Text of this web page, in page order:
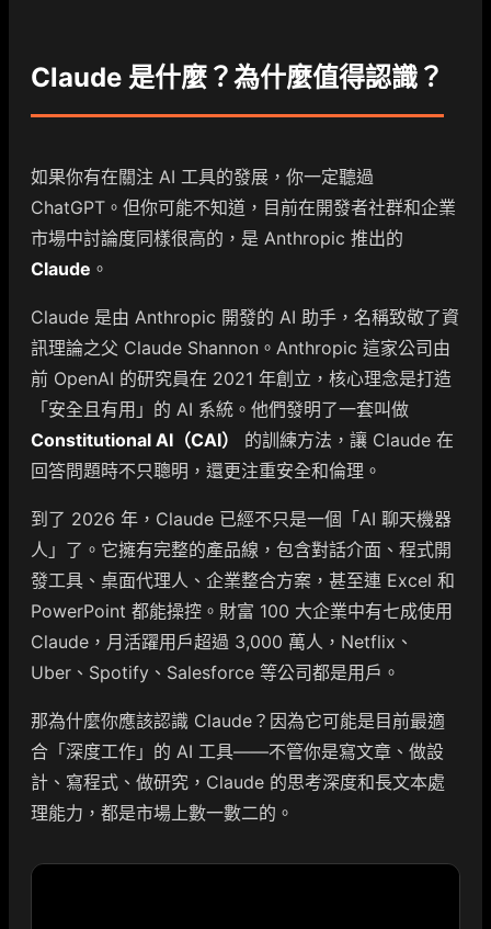
Claude 是什麼？為什麼值得認識？
如果你有在關注 AI 工具的發展，你一定聽過
ChatGPT。但你可能不知道，目前在開發者社群和企業
市場中討論度同樣很高的，是 Anthropic 推出的
Claude 。
Claude 是由 Anthropic 開發的 AI 助手，名稱致敬了資
訊理論之父 Claude Shannon。Anthropic 這家公司由
前 OpenAI 的研究員在 2021 年創立，核心理念是打造
「安全且有用」的 AI 系統。他們發明了一套叫做
Constitutional AI（CAI）
的訓練方法，讓 Claude 在
回答問題時不只聰明，還更注重安全和倫理。
到了 2026 年，Claude 已經不只是一個「AI 聊天機器
人」了。它擁有完整的產品線，包含對話介面、程式開
發工具、桌面代理人、企業整合方案，甚至連 Excel 和
PowerPoint 都能操控。財富 100 大企業中有七成使用
Claude，月活躍用戶超過 3,000 萬人，Netflix、
Uber、Spotify、Salesforce 等公司都是用戶。
那為什麼你應該認識 Claude？因為它可能是目前最適
合「深度工作」的 AI 工具——不管你是寫文章、做設
計、寫程式、做研究，Claude 的思考深度和長文本處
理能力，都是市場上數一數二的。